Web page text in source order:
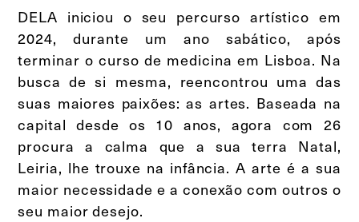
DELA iniciou o seu percurso artístico em
2024, durante um ano sabático, após
terminar o curso de medicina em Lisboa. Na
busca de si mesma, reencontrou uma das
suas maiores paixões: as artes. Baseada na
capital desde os 10 anos, agora com 26
procura a calma que a sua terra Natal,
Leiria, lhe trouxe na infância. A arte é a sua
maior necessidade e a conexão com outros o
seu maior desejo.